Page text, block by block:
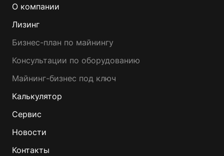
О компании
Лизинг
Бизнес-план по майнингу
Консультации по оборудованию
Майнинг-бизнес под ключ
Калькулятор
Сервис
Новости
Контакты